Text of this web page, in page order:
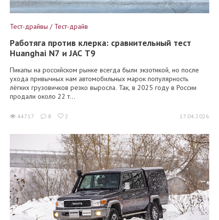
Тест-драйвы / Тест-драйв
Работяга против клерка: сравнительный тест
Huanghai N7 и JAC T9
Пикапы на российском рынке всегда были экзотикой, но после
ухода привычных нам автомобильных марок популярность
лёгких грузовичков резко выросла. Так, в 2025 году в России
продали около 22 т...
44717 8 2 17.04.2026